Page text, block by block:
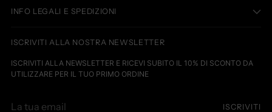
INFO LEGALI E SPEDIZIONI
ISCRIVITI ALLA NOSTRA NEWSLETTER
ISCRIVITI ALLA NEWSLETTER E RICEVI SUBITO IL 10% DI SCONTO DA
UTILIZZARE PER IL TUO PRIMO ORDINE
ISCRIVITI